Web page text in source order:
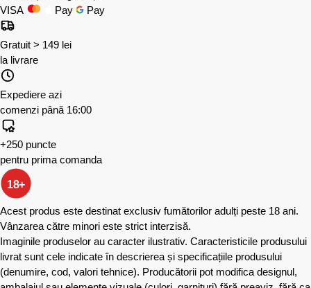
VISA
Pay Pay
Gratuit > 149 lei
la livrare
Expediere azi
comenzi până 16:00
+250 puncte
pentru prima comanda
18+
Acest produs este destinat exclusiv fumătorilor adulți peste 18 ani.
Vânzarea către minori este strict interzisă.
Imaginile produselor au caracter ilustrativ. Caracteristicile produsului
livrat sunt cele indicate în descrierea și specificațiile produsului
(denumire, cod, valori tehnice). Producătorii pot modifica designul,